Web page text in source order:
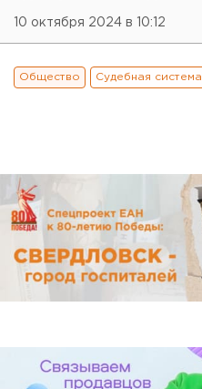
10 октября 2024 в 10:12
Общество Судебная система